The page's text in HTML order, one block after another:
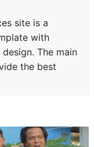
site is a
with
The main
the best